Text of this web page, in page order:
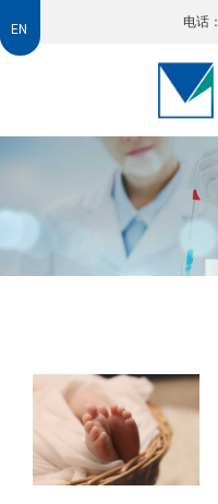
EN 电话
EN